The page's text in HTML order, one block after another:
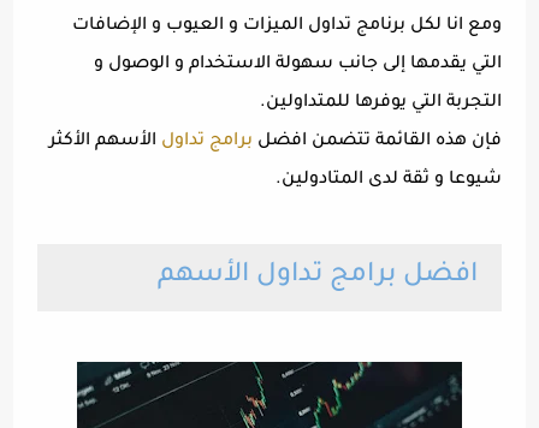
ومع انا لكل برنامج تداول الميزات و العيوب و الإضافات
التي يقدمها إلى جانب سهولة الاستخدام و الوصول و
التجربة التي يوفرها للمتداولين.
فإن هذه القائمة تتضمن افضل برامج تداول الأسهم الأكثر
شيوعا و ثقة لدى المتادولين.
افضل برامج تداول الأسهم